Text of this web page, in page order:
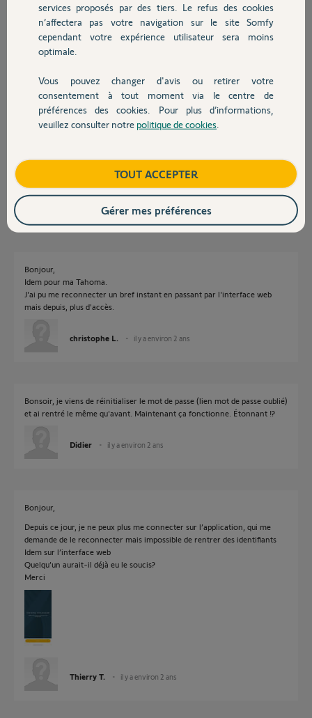
Autres produits
Devis avec un pro
Contact
Réponses
Bonjour, pareil pour moi.
Emmanuel il y a environ 2 ans
je suis dans le même cas que vous pour ma tahoma V2 et mon
christophe il y a environ 2 ans
Bonjour,
Idem pour ma Tahoma.
J'ai pu me reconnecter un bref instant en passant par l'interface web
mais depuis, plus d'accès.
christophe L. il y a environ 2 ans
Bonsoir, je viens de réinitialiser le mot de passe (lien mot de passe oublié)
et ai rentré le même qu'avant. Maintenant ça fonctionne. Étonnant !?
Didier il y a environ 2 ans
Bonjour,
Depuis ce jour, je ne peux plus me connecter sur l’application, qui me
demande de le reconnecter mais impossible de rentrer des identifiants
Idem sur l’interface web
Quelqu’un aurait-il déjà eu le soucis?
Merci
Thierry T. il y a environ 2 ans
services proposés par des tiers. Le refus des cookies
n’affectera pas votre navigation sur le site Somfy
cependant votre expérience utilisateur sera moins
optimale.
Vous pouvez changer d'avis ou retirer votre
consentement à tout moment via le centre de
préférences des cookies. Pour plus d’informations,
veuillez consulter notre politique de cookies
TOUT ACCEPTER
Gérer mes préférences